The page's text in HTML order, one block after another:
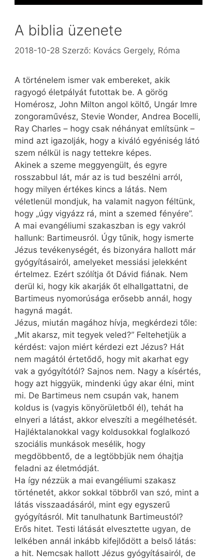
A biblia üzenete
2018-10-28 Szerző: Kovács Gergely, Róma
A történelem ismer vak embereket, akik
ragyogó életpályát futottak be. A görög
Homérosz, John Milton angol költő, Ungár Imre
zongoraművész, Stevie Wonder, Andrea Bocel­li,
Ray Charles – hogy csak néhányat említsünk –
mind azt igazolják, hogy a kiváló egyéniség látó
szem nélkül is nagy tettekre képes.
Akinek a szeme meggyengült, és egyre
rosszabbul lát, már az is tud beszélni arról,
hogy milyen értékes kincs a látás. Nem
véletlenül mondjuk, ha valamit nagyon féltünk,
hogy „úgy vigyázz rá, mint a szemed fényére”.
A mai evangéliumi szakaszban is egy vakról
hallunk: Bartimeusról. Úgy tűnik, hogy ismerte
Jézus tevékenységét, és bizonyára hallott már
gyógyításairól, amelyeket messiási jelekként
értelmez. Ezért szólítja őt Dávid fiának. Nem
derül ki, hogy kik akarják őt elhallgattatni, de
Bartimeus nyomorúsága erősebb annál, hogy
hagyná magát.
Jézus, miután magához hívja, megkérdezi tőle:
„Mit akarsz, mit tegyek veled?” Feltehetjük a
kérdést: vajon miért kérdezi ezt Jézus? Hát
nem magától értetődő, hogy mit akarhat egy
vak a gyógyítótól? Sajnos nem. Nagy a kísértés,
hogy azt higgyük, mindenki úgy akar élni, mint
mi. De Bartimeus nem csupán vak, hanem
koldus is (vagyis könyörületből él), tehát ha
elnyeri a látást, akkor elveszíti a megélhetését.
Hajléktalanokkal vagy koldusokkal foglalkozó
szociális munkások mesélik, hogy
megdöbbentő, de a legtöbbjük nem óhajtja
feladni az életmódját.
Ha így nézzük a mai evangéliumi szakasz
történetét, akkor sokkal többről van szó, mint a
látás visszaadásáról, mint egy egyszerű
gyógyításról. Mit tanulhatunk Barti­meus­tól?
Erős hitet. Testi látását elvesztette ugyan, de
lelkében annál inkább kifejlődött a belső látás:
a hit. Nemcsak hallott Jézus gyógyításairól, de